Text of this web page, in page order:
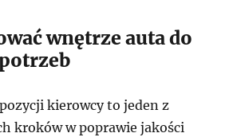
wnętrze auta do
kierowcy to jeden z
kroków w poprawie jakości